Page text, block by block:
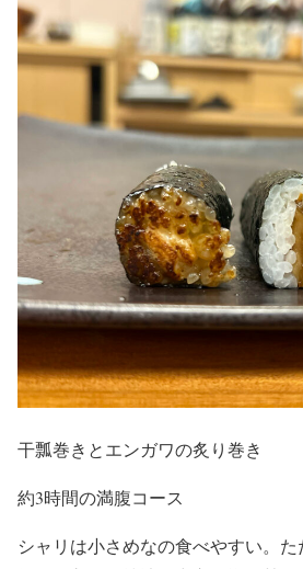
干瓢巻きとエンガワの炙り巻き
約3時間の満腹コース
シャリは小さめなの食べやすい。